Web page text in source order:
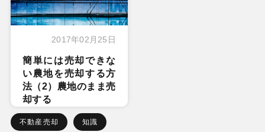
2017年02月25日
簡単には売却できな
い農地を売却する方
法（2）農地のまま売
却する
不動産売却 知識